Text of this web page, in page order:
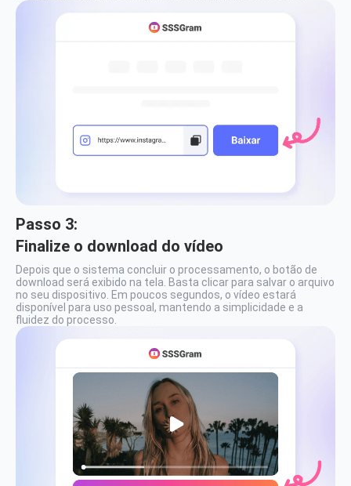
Passo 3:
Finalize o download do vídeo
Depois que o sistema concluir o processamento, o botão de
download será exibido na tela. Basta clicar para salvar o arquivo
no seu dispositivo. Em poucos segundos, o vídeo estará
disponível para uso pessoal, mantendo a simplicidade e a
fluidez do processo.